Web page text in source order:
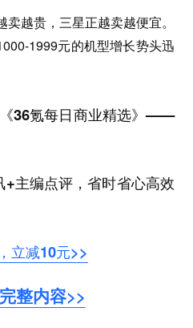
卖越贵，三星正越卖越便宜。
1999元的机型增长势头迅
36氪每日商业精选》——
主编点评，省时省心高效
立减10元>>
整内容>>